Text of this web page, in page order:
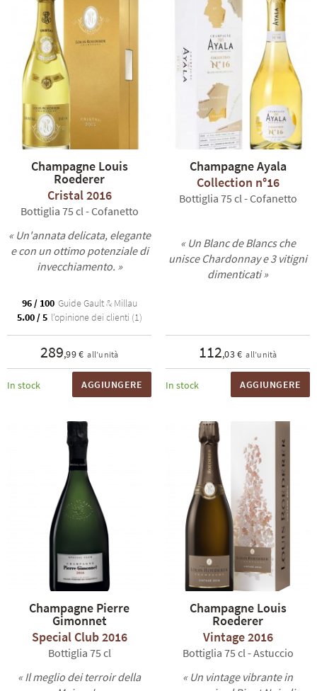
Champagne Louis
Roederer
Cristal 2016
Bottiglia 75 cl - Cofanetto
« Un'annata delicata, elegante
e con un ottimo potenziale di
invecchiamento. »
96 / 100 Guide Gault & Millau
5.00 / 5 l'opinione dei clienti (1)
289,99 € all’unità
In stock AGGIUNGERE
Champagne Ayala
Collection n°16
Bottiglia 75 cl - Cofanetto
« Un Blanc de Blancs che
unisce Chardonnay e 3 vitigni
dimenticati »
112,03 € all’unità
In stock AGGIUNGERE
Champagne Pierre
Gimonnet
Special Club 2016
Bottiglia 75 cl
« Il meglio dei terroir della
Champagne Louis
Roederer
Vintage 2016
Bottiglia 75 cl - Astuccio
« Un vintage vibrante in